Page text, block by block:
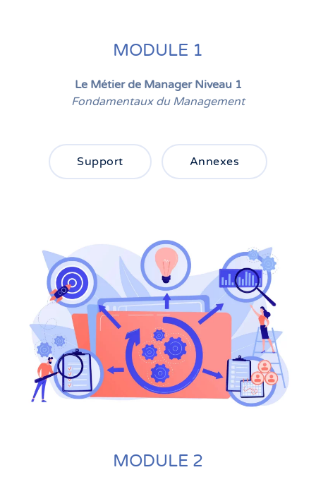
MODULE 1
Le Métier de Manager Niveau 1
Fondamentaux du Management
Support Annexes
MODULE 2